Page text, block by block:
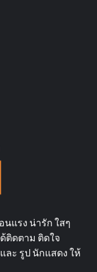
นแรง น่ารัก ใสๆ
ติดตาม ติดใจ
ละ รูป นักแสดง ให้